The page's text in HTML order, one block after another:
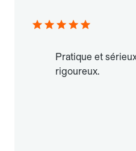
Pratique et
rigoureux.